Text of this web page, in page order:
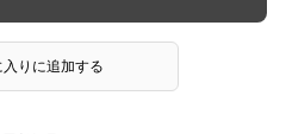
入りに追加する